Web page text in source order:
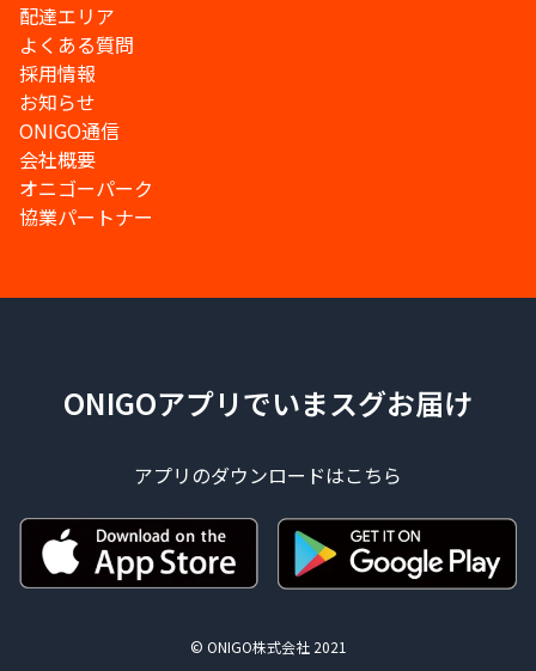
配達エリア
よくある質問
採用情報
お知らせ
ONIGO通信
会社概要
オニゴーパーク
協業パートナー
ONIGOアプリでいまスグお届け
アプリのダウンロードはこちら
© ONIGO株式会社 2021